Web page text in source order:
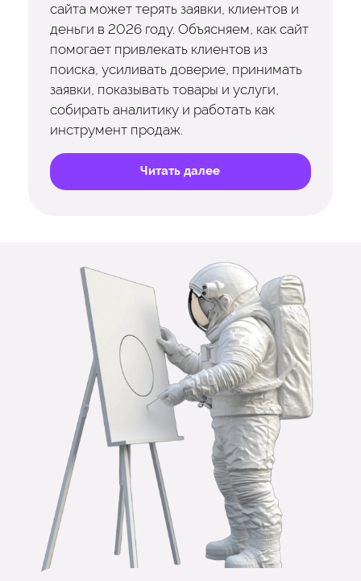
сайта может терять заявки, клиентов и
деньги в 2026 году. Объясняем, как сайт
помогает привлекать клиентов из
поиска, усиливать доверие, принимать
заявки, показывать товары и услуги,
собирать аналитику и работать как
инструмент продаж.
Читать далее